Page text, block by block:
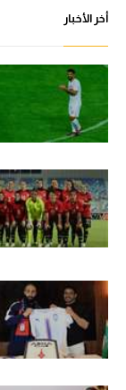
أخر الأخبار